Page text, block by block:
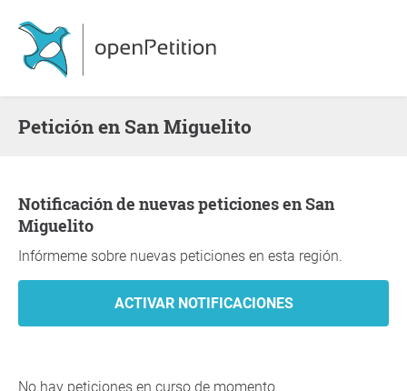
Petición en San Miguelito
Notificación de nuevas peticiones en San
Miguelito
Infórmeme sobre nuevas peticiones en esta región.
No hay peticiones en curso de momento